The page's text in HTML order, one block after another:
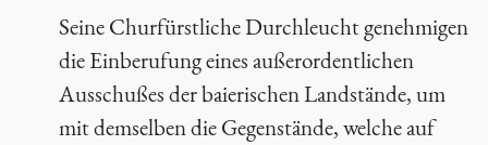
Seine Churfürstliche Durchleucht genehmigen
die Einberufung eines außerordentlichen
Ausschußes der baierischen Landstände, um
mit demselben die Gegenstände, welche auf